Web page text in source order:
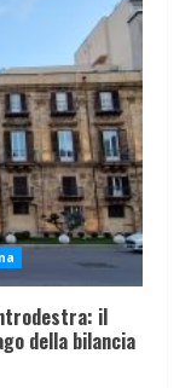
il
della bilancia